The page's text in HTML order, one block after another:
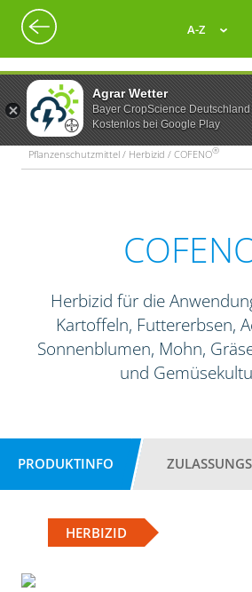
Agrar Wetter
Bayer CropScience
Kostenlos bei Google Play
A-Z
Pflanzenschutzmittel / Herbizid / COFENO®
Herbizid für die
Kartoffeln, Futtererbsen,
Sonnenblumen, Mohn,
und
PRODUKTINFO
HERBIZID